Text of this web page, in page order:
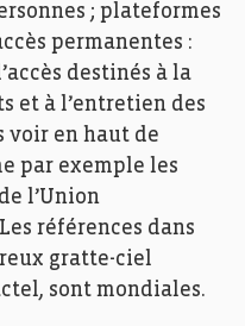
; plateformes
permanentes :
destinés à la
et à l’entretien des
voir en haut de
par exemple les
l’Union
références dans
gratte-ciel
sont mondiales.